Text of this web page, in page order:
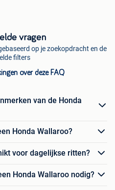
vragen
op je zoekopdracht en de
filters
over deze FAQ
van de Honda
Honda Wallaroo?
voor dagelijkse ritten?
Honda Wallaroo nodig?